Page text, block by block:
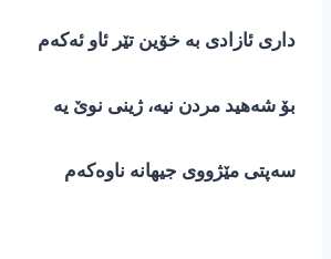
داری ئازادی بە خۆین تێر ئاو ئەکەم
بۆ شەهید مردن نیە، ژینی نوێ یە
سەپتی مێژووی جیهانە ناوەکەم